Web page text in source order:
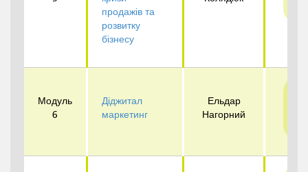
продажів та
розвитку
бізнесу
Модуль
6
Діджитал
маркетинг
Ельдар
Нагорний